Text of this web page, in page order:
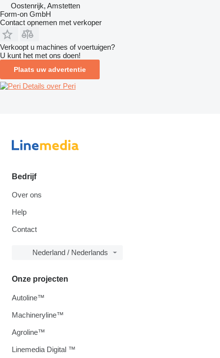
Oostenrijk, Amstetten
Form-on GmbH
Contact opnemen met verkoper
Verkoopt u machines of voertuigen?
U kunt het met ons doen!
Plaats uw advertentie
Details over Peri
Bedrijf
Over ons
Help
Contact
Nederland / Nederlands
Onze projecten
Autoline™
Machineryline™
Agroline™
Linemedia Digital ™